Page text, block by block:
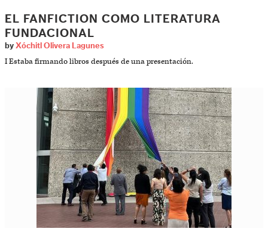
EL FANFICTION COMO LITERATURA
FUNDACIONAL
by Xóchitl Olivera Lagunes
I Estaba firmando libros después de una presentación.